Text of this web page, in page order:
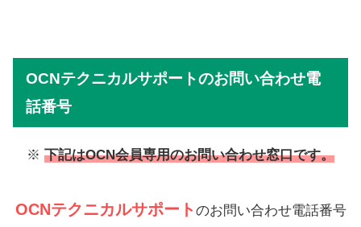
OCNテクニカルサポートのお問い合わせ電
話番号
※ 下記はOCN会員専用のお問い合わせ窓口です。
OCNテクニカルサポート のお問い合わせ電話番号